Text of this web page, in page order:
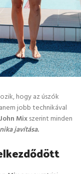
hogy az úszók
jobb technikával
John Mixszerint minden
javítása.